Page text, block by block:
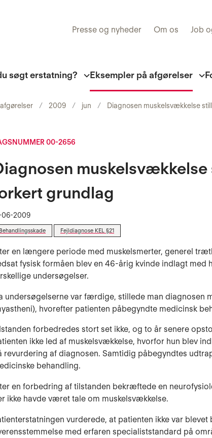
Presse og nyheder Om os Job
søgt erstatning? Eksempler på afgørelser
2009 jun Diagnosen muskelsvækkelse
00-2656
muskelsvækkelse
grundlag
06-2009
Behandlingsskade Fejldiagnose KEL §21
en længere periode med muskelsmerter, generel
fy­sisk formåen blev en 46-årig kvinde indlagt med
un­dersøgelser.
undersøgelserne var færdige, stillede man diagnosen
hvorefter patienten påbegyndte medicinsk
forbedredes stort set ikke, og to år senere
ikke led af muskelsvækkelse, hvorfor hun blev
revurdering af diagnosen. Samtidig påbegyndtes
behandling.
en forbedring af tilstanden bekræftede en
ikke havde været tale om muskelsvækkelse.
vurderede, at patienten ikke var blevet
med erfaren specialiststandard på